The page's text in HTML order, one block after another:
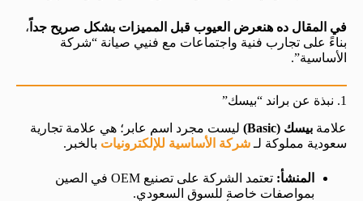
في المقال ده هنعرض العيوب قبل المميزات بشكل صريح جداً ،
بناءً على تجارب فنية واجتماعات مع فنيي صيانة “شركة
الأساسية”.
1. نبذة عن براند “بيسك”
علامة بيسك (Basic)
ليست مجرد اسم عابر؛ هي علامة تجارية
سعودية مملوكة لـ شركة الأساسية للإلكترونيات بالخبر.
المنشأ:
تعتمد الشركة على تصنيع OEM في الصين
بمواصفات خاصة للسوق السعودي.